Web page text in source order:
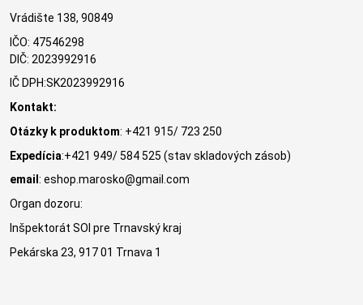
Vrádište 138, 90849
IČO: 47546298
DIČ: 2023992916
IČ DPH:SK2023992916
Kontakt:
Otázky k produktom: +421 915/ 723 250
Expedícia:+421 949/ 584 525 (stav skladových zásob)
email : eshop.marosko@gmail.com
Organ dozoru:
Inšpektorát SOI pre Trnavský kraj
Pekárska 23, 917 01 Trnava 1